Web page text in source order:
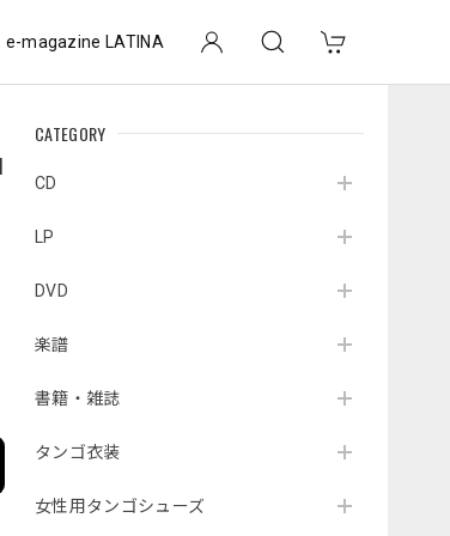
e-magazine LATINA
CATEGORY
CD
LP
DVD
楽譜
書籍・雑誌
タンゴ衣装
女性用タンゴシューズ